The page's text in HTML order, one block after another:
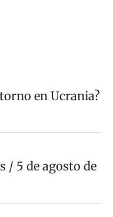
en Ucrania?
/ 5 de agosto de